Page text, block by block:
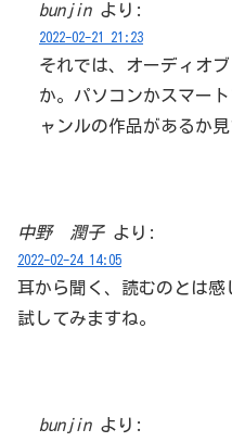
bunjin より:
2022-02-21 21:23
それでは、オーディオ
か。パソコンかスマー
ャンルの作品があるか
中野 潤子 より:
2022-02-24 14:05
耳から聞く、読むのとは感
試してみますね。
bunjin より: